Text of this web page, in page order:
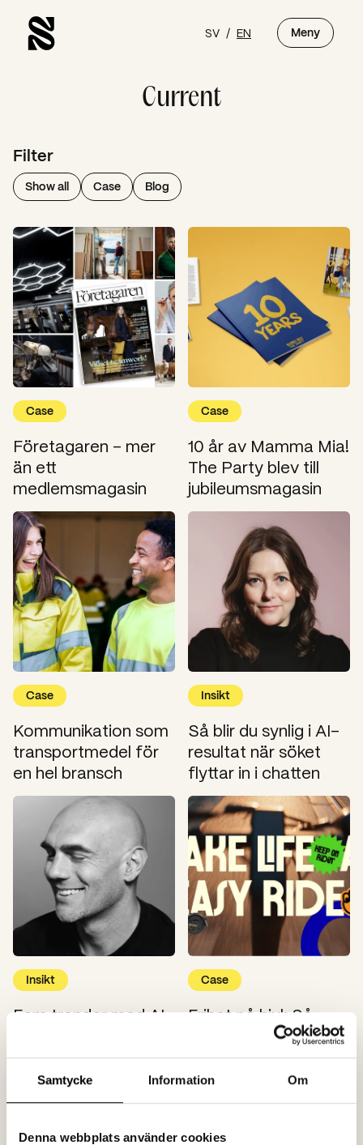
Samtycke Information Om
Denna webbplats använder cookies
SV / EN Meny
Current
Filter
Show all Case Blog
Case
Företagaren – mer
än ett
medlemsmagasin
Case
10 år av Mamma Mia!
The Party blev till
jubileumsmagasin
Case
Kommunikation som
transportmedel för
en hel bransch
Insikt
Så blir du synlig i AI-
resultat när söket
flyttar in i chatten
Insikt
Fem trender med AI-
relevant
kommunikation 2026
Case
Frihet på hjul: Så
positionerade vi
Easyride för
ungdomar.